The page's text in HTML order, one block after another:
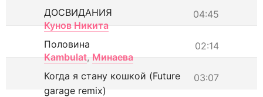
04:45
ДОСВИДАНИЯ
Кунов Никита
02:14
Половина
Kambulat, Минаева
03:07
Когда я стану кошкой (Future
garage remix)